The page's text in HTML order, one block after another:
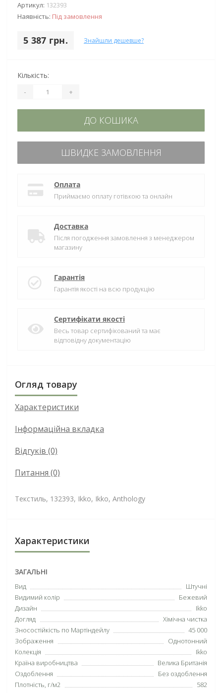
Артикул: 132393
Наявність: Під замовлення
5 387 грн. Знайшли дешевше?
Кількість:
- +
ДО КОШИКА
ШВИДКЕ ЗАМОВЛЕННЯ
Оплата
Приймаємо оплату готівкою та онлайн
Доставка
Після погодження замовлення з менеджером
магазину
Гарантія
Гарантія якості на всю продукцію
Сертифікати якості
Весь товар сертифікований та має
відповідну документацію
Огляд товару
Характеристики
Інформаційна вкладка
Відгуків (0)
Питання (0)
Текстиль, 132393, Ikko, Ikko, Anthology
Характеристики
ЗАГАЛЬНІ
Вид
Штучні
Видимий колір
Бежевий
Дизайн
Ikko
Догляд
Хімічна чистка
Зносостійкість по Мартіндейлу
45 000
Зображення
Однотонний
Колекція
Ikko
Країна виробництва
Велика Британія
Оздоблення
Без оздоблення
Плотність, г/м2
582